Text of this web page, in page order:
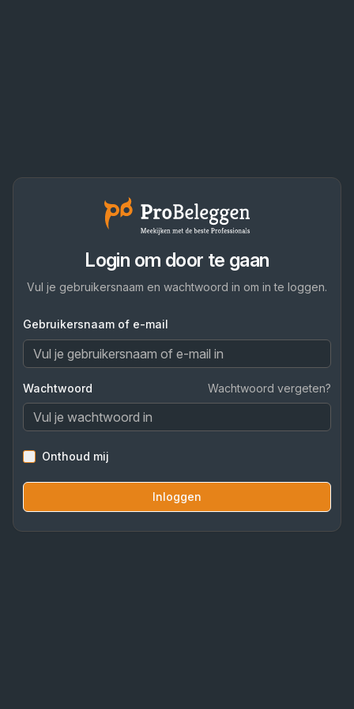
Login om door te gaan
Vul je gebruikersnaam en wachtwoord in om in te loggen.
Gebruikersnaam of e-mail
Wachtwoord Wachtwoord vergeten?
Onthoud mij
Inloggen